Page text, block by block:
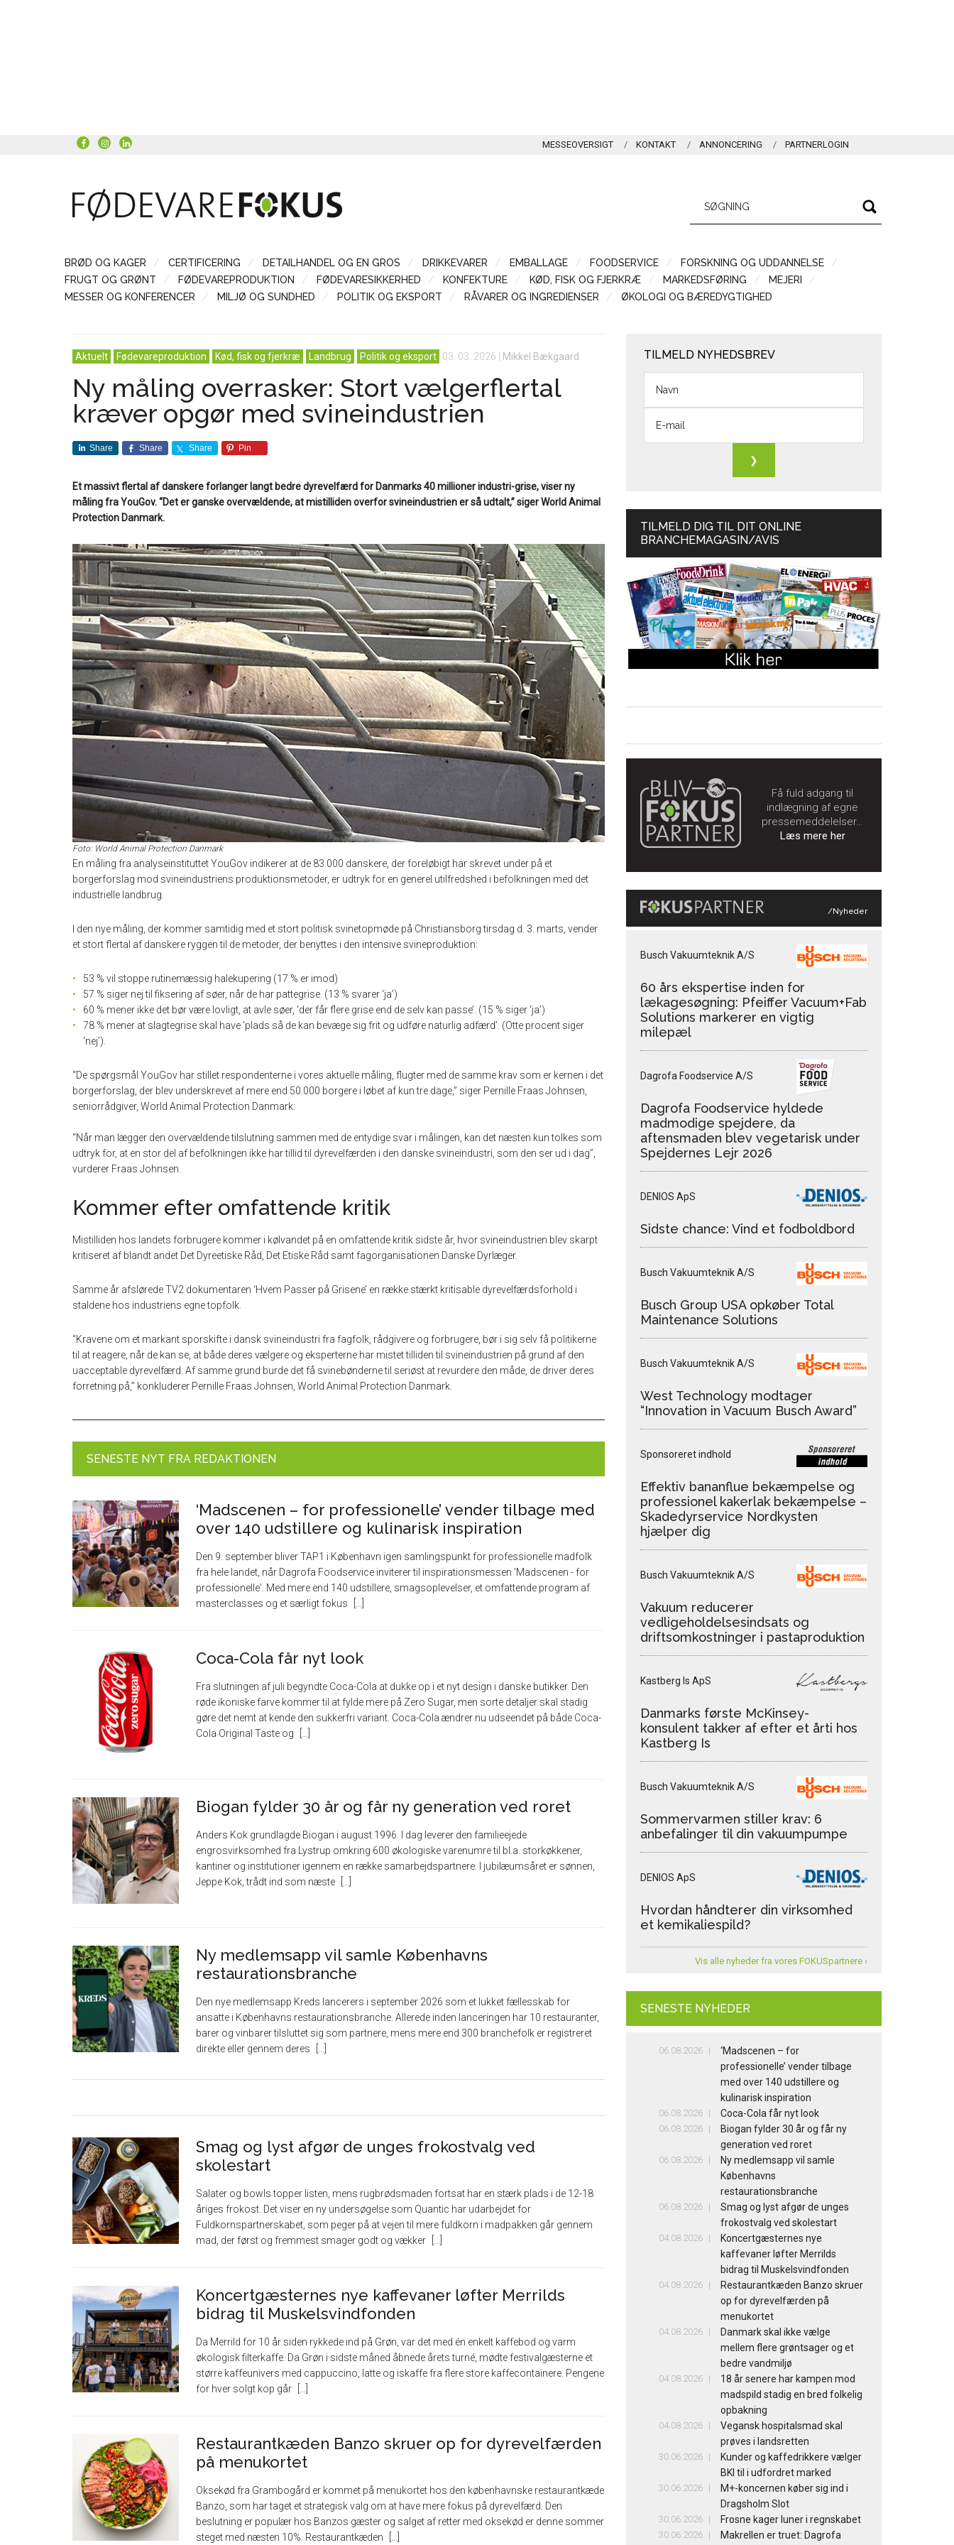
MESSEOVERSIGT KONTAKT ANNONCERING PARTNERLOGIN
BRØD OG KAGER CERTIFICERING DETAILHANDEL OG EN GROS DRIKKEVARER EMBALLAGE FOODSERVICE
FORSKNING OG UDDANNELSE
FRUGT OG GRØNT
FØDEVAREPRODUKTION FØDEVARESIKKERHED KONFEKTURE KØD, FISK OG FJERKRÆ MARKEDSFØRING
MEJERI
MESSER OG KONFERENCER
MILJØ OG SUNDHED POLITIK OG EKSPORT RÅVARER OG INGREDIENSER ØKOLOGI OG BÆREDYGTIGHED
Aktuelt Fødevareproduktion Kød, fisk og fjerkræ Landbrug Politik og eksport 03. 03. 2026 Mikkel Bækgaard
Ny måling overrasker: Stort vælgerflertal
kræver opgør med svineindustrien
Share Share Share Pin
Et massivt flertal af danskere forlanger langt bedre dyrevelfærd for Danmarks 40 millioner industri-grise, viser ny
måling fra YouGov. “Det er ganske overvældende, at mistilliden overfor svineindustrien er så udtalt,” siger World Animal
Protection Danmark.
Foto: World Animal Protection Danmark
En måling fra analyseinstituttet YouGov indikerer at de 83.000 danskere, der foreløbigt har skrevet under på et
borgerforslag mod svineindustriens produktionsmetoder, er udtryk for en generel utilfredshed i befolkningen med det
industrielle landbrug.
I den nye måling, der kommer samtidig med et stort politisk svinetopmøde på Christiansborg tirsdag d. 3. marts, vender
et stort flertal af danskere ryggen til de metoder, der benyttes i den intensive svineproduktion:
53 % vil stoppe rutinemæssig halekupering (17 % er imod)
57 % siger nej til fiksering af søer, når de har pattegrise. (13 % svarer ‘ja’)
60 % mener ikke det bør være lovligt, at avle søer, ‘der får flere grise end de selv kan passe’. (15 % siger ‘ja’)
78 % mener at slagtegrise skal have ‘plads så de kan bevæge sig frit og udføre naturlig adfærd’. (Otte procent siger
‘nej’).
“De spørgsmål YouGov har stillet respondenterne i vores aktuelle måling, flugter med de samme krav som er kernen i det
borgerforslag, der blev underskrevet af mere end 50.000 borgere i løbet af kun tre dage,” siger Pernille Fraas Johnsen,
seniorrådgiver, World Animal Protection Danmark:
“Når man lægger den overvældende tilslutning sammen med de entydige svar i målingen, kan det næsten kun tolkes som
udtryk for, at en stor del af befolkningen ikke har tillid til dyrevelfærden i den danske svineindustri, som den ser ud i dag”,
vurderer Fraas Johnsen.
Kommer efter omfattende kritik
Mistilliden hos landets forbrugere kommer i kølvandet på en omfattende kritik sidste år, hvor svineindustrien blev skarpt
kritiseret af blandt andet Det Dyreetiske Råd, Det Etiske Råd samt fagorganisationen Danske Dyrlæger.
Samme år afslørede TV2 dokumentaren ‘Hvem Passer på Grisene’ en række stærkt kritisable dyrevelfærdsforhold i
staldene hos industriens egne topfolk.
“Kravene om et markant sporskifte i dansk svineindustri fra fagfolk, rådgivere og forbrugere, bør i sig selv få politikerne
til at reagere, når de kan se, at både deres vælgere og eksperterne har mistet tilliden til svineindustrien på grund af den
uacceptable dyrevelfærd. Af samme grund burde det få svinebønderne til seriøst at revurdere den måde, de driver deres
forretning på,” konkluderer Pernille Fraas Johnsen, World Animal Protection Danmark.
SENESTE NYT FRA REDAKTIONEN
‘Madscenen – for professionelle’ vender tilbage med
over 140 udstillere og kulinarisk inspiration
Den 9. september bliver TAP1 i København igen samlingspunkt for professionelle madfolk
fra hele landet, når Dagrofa Foodservice inviterer til inspirationsmessen 'Madscenen - for
professionelle'. Med mere end 140 udstillere, smagsoplevelser, et omfattende program af
masterclasses og et særligt fokus
Coca-Cola får nyt look
Fra slutningen af juli begyndte Coca-Cola at dukke op i et nyt design i danske butikker. Den
røde ikoniske farve kommer til at fylde mere på Zero Sugar, men sorte detaljer skal stadig
gøre det nemt at kende den sukkerfri variant. Coca-Cola ændrer nu udseendet på både Coca-
Cola Original Taste og
Biogan fylder 30 år og får ny generation ved roret
Anders Kok grundlagde Biogan i august 1996. I dag leverer den familieejede
engrosvirksomhed fra Lystrup omkring 600 økologiske varenumre til bl.a. storkøkkener,
kantiner og institutioner igennem en række samarbejdspartnere. I jubilæumsåret er sønnen,
Jeppe Kok, trådt ind som næste
Ny medlemsapp vil samle Københavns
restaurationsbranche
Den nye medlemsapp Kreds lancerers i september 2026 som et lukket fællesskab for
ansatte i Københavns restaurationsbranche. Allerede inden lanceringen har 10 restauranter,
barer og vinbarer tilsluttet sig som partnere, mens mere end 300 branchefolk er registreret
direkte eller gennem deres
Smag og lyst afgør de unges frokostvalg ved
skolestart
Salater og bowls topper listen, mens rugbrødsmaden fortsat har en stærk plads i de 12-18
åriges frokost. Det viser en ny undersøgelse som Quantic har udarbejdet for
Fuldkornspartnerskabet, som peger på at vejen til mere fuldkorn i madpakken går gennem
mad, der først og fremmest smager godt og vækker
Koncertgæsternes nye kaffevaner løfter Merrilds
bidrag til Muskelsvindfonden
Da Merrild for 10 år siden rykkede ind på Grøn, var det med én enkelt kaffebod og varm
økologisk filterkaffe. Da Grøn i sidste måned åbnede årets turné, mødte festivalgæsterne et
større kaffeunivers med cappuccino, latte og iskaffe fra flere store kaffecontainere. Pengene
for hver solgt kop går
Restaurantkæden Banzo skruer op for dyrevelfærden
på menukortet
Oksekød fra Grambogård er kommet på menukortet hos den københavnske restaurantkæde
Banzo, som har taget et strategisk valg om at have mere fokus på dyrevelfærd. Den
beslutning er populær hos Banzos gæster og salget af retter med oksekød er denne sommer
steget med næsten 10%. Restaurantkæden
TILMELD NYHEDSBREV
TILMELD DIG TIL DIT ONLINE
BRANCHEMAGASIN/AVIS
Få fuld adgang til
indlægning af egne
pressemeddelelser…
Læs mere her
/Nyheder
Busch Vakuumteknik A/S
60 års ekspertise inden for
lækagesøgning: Pfeiffer Vacuum+Fab
Solutions markerer en vigtig
milepæl
Dagrofa Foodservice A/S
Dagrofa Foodservice hyldede
madmodige spejdere, da
aftensmaden blev vegetarisk under
Spejdernes Lejr 2026
DENIOS ApS
Sidste chance: Vind et fodboldbord
Busch Vakuumteknik A/S
Busch Group USA opkøber Total
Maintenance Solutions
Busch Vakuumteknik A/S
West Technology modtager
“Innovation in Vacuum Busch Award”
Sponsoreret indhold
Effektiv bananflue bekæmpelse og
professionel kakerlak bekæmpelse –
Skadedyrservice Nordkysten
hjælper dig
Busch Vakuumteknik A/S
Vakuum reducerer
vedligeholdelsesindsats og
driftsomkostninger i pastaproduktion
Kastberg Is ApS
Danmarks første McKinsey-
konsulent takker af efter et årti hos
Kastberg Is
Busch Vakuumteknik A/S
Sommervarmen stiller krav: 6
anbefalinger til din vakuumpumpe
DENIOS ApS
Hvordan håndterer din virksomhed
et kemikaliespild?
Vis alle nyheder fra vores FOKUSpartnere ›
SENESTE NYHEDER
06.08.2026
‘Madscenen – for
professionelle’ vender tilbage
med over 140 udstillere og
kulinarisk inspiration
06.08.2026 Coca-Cola får nyt look
06.08.2026
Biogan fylder 30 år og får ny
generation ved roret
06.08.2026
Ny medlemsapp vil samle
Københavns
restaurationsbranche
06.08.2026
Smag og lyst afgør de unges
frokostvalg ved skolestart
04.08.2026
Koncertgæsternes nye
kaffevaner løfter Merrilds
bidrag til Muskelsvindfonden
04.08.2026
Restaurantkæden Banzo skruer
op for dyrevelfærden på
menukortet
04.08.2026
Danmark skal ikke vælge
mellem flere grøntsager og et
bedre vandmiljø
04.08.2026
18 år senere har kampen mod
madspild stadig en bred folkelig
opbakning
04.08.2026
Vegansk hospitalsmad skal
prøves i landsretten
30.06.2026
Kunder og kaffedrikkere vælger
BKI til i udfordret marked
30.06.2026
M+-koncernen køber sig ind i
Dragsholm Slot
30.06.2026 Frosne kager luner i regnskabet
30.06.2026 Makrellen er truet: Dagrofa